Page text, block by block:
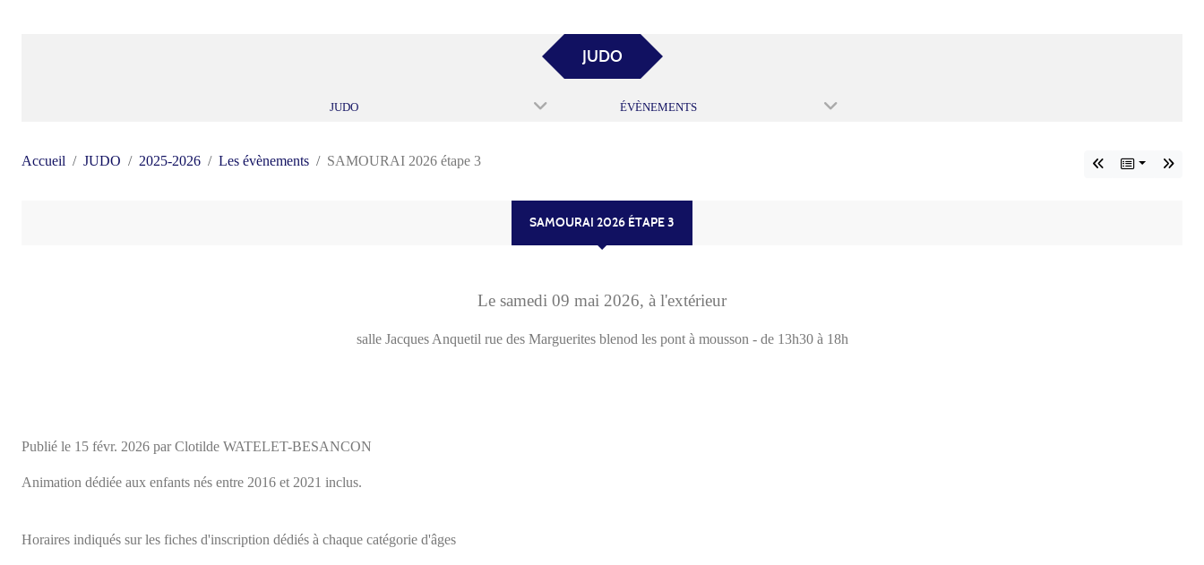
JUDO
JUDO ÉVÈNEMENTS
Accueil JUDO 2025-2026 Les évènements SAMOURAI 2026 étape 3
SAMOURAI 2026 ÉTAPE 3
Le samedi 09 mai 2026, à l'extérieur
salle Jacques Anquetil rue des Marguerites blenod les pont à mousson - de 13h30 à 18h
Publié le 15 févr. 2026 par Clotilde WATELET-BESANCON
Animation dédiée aux enfants nés entre 2016 et 2021 inclus.
Horaires indiqués sur les fiches d'inscription dédiés à chaque catégorie d'âges